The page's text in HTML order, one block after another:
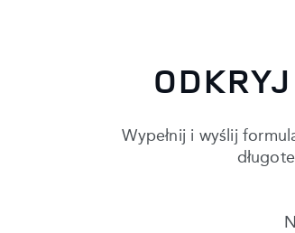
Wypełnij i wyślij